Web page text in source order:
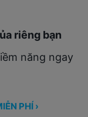
riêng bạn
năng ngay
PHÍ ›